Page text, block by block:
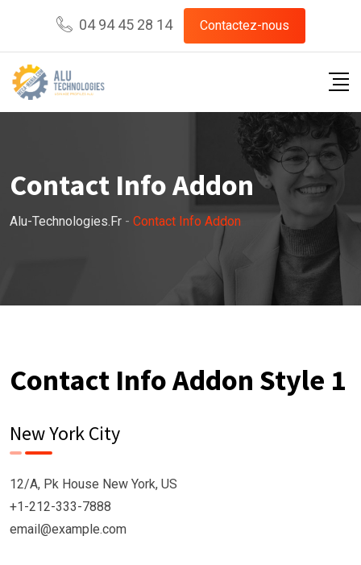
04 94 45 28 14 Contactez-nous
Contact Info Addon
Alu-Technologies.fr - Contact Info Addon
Contact Info Addon Style 1
New York City
12/A, Pk House New York, US
+1-212-333-7888
email@example.com